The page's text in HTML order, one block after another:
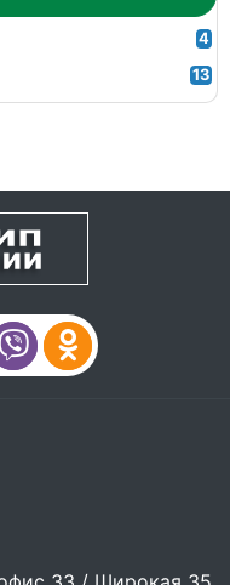
4
13